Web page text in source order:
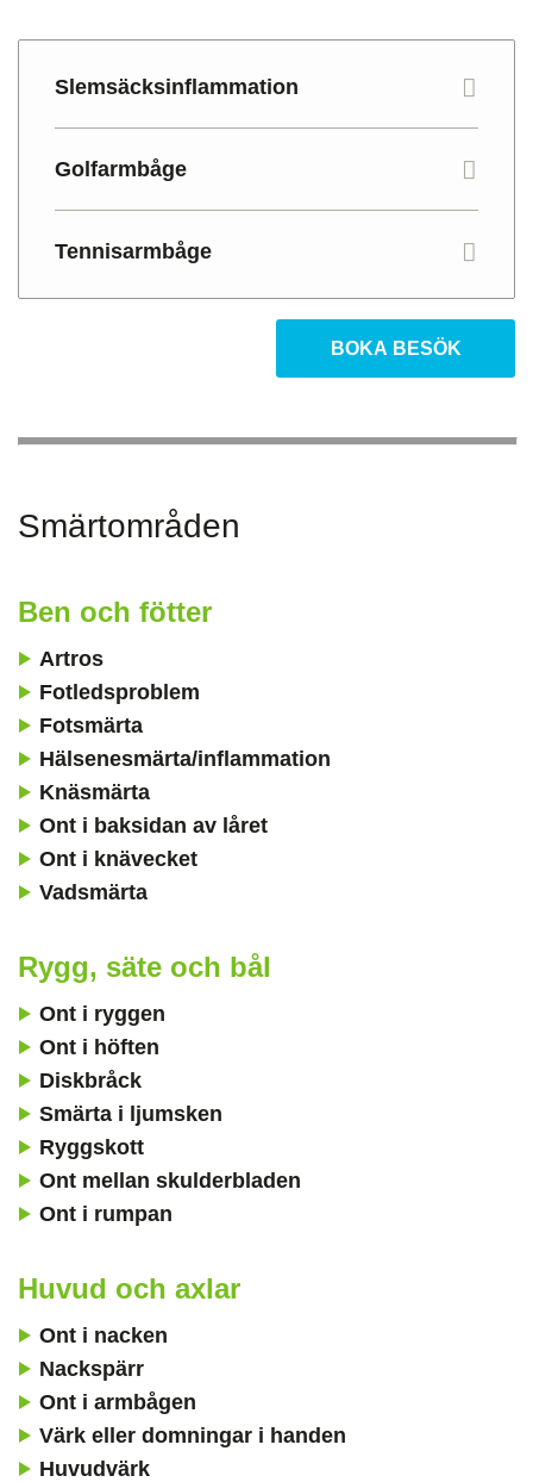
Slemsäcksinflammation
Golfarmbåge
Tennisarmbåge
BOKA BESÖK
Smärtområden
Ben och fötter
Artros
Fotledsproblem
Fotsmärta
Hälsenesmärta/inflammation
Knäsmärta
Ont i baksidan av låret
Ont i knävecket
Vadsmärta
Rygg, säte och bål
Ont i ryggen
Ont i höften
Diskbråck
Smärta i ljumsken
Ryggskott
Ont mellan skulderbladen
Ont i rumpan
Huvud och axlar
Ont i nacken
Nackspärr
Ont i armbågen
Värk eller domningar i handen
Huvudvärk